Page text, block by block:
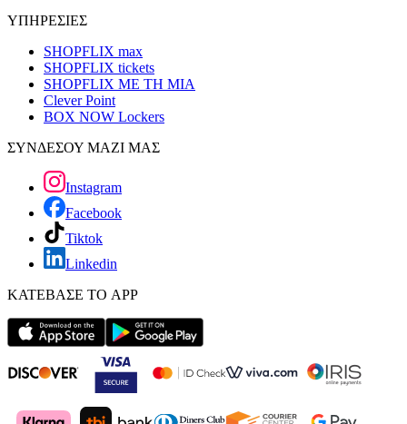
ΥΠΗΡΕΣΙΕΣ
SHOPFLIX max
SHOPFLIX tickets
SHOPFLIX ΜΕ ΤΗ ΜΙΑ
Clever Point
BOX NOW Lockers
ΣΥΝΔΕΣΟΥ ΜΑΖΙ ΜΑΣ
Instagram
Facebook
Tiktok
Linkedin
ΚΑΤΕΒΑΣΕ ΤΟ APP